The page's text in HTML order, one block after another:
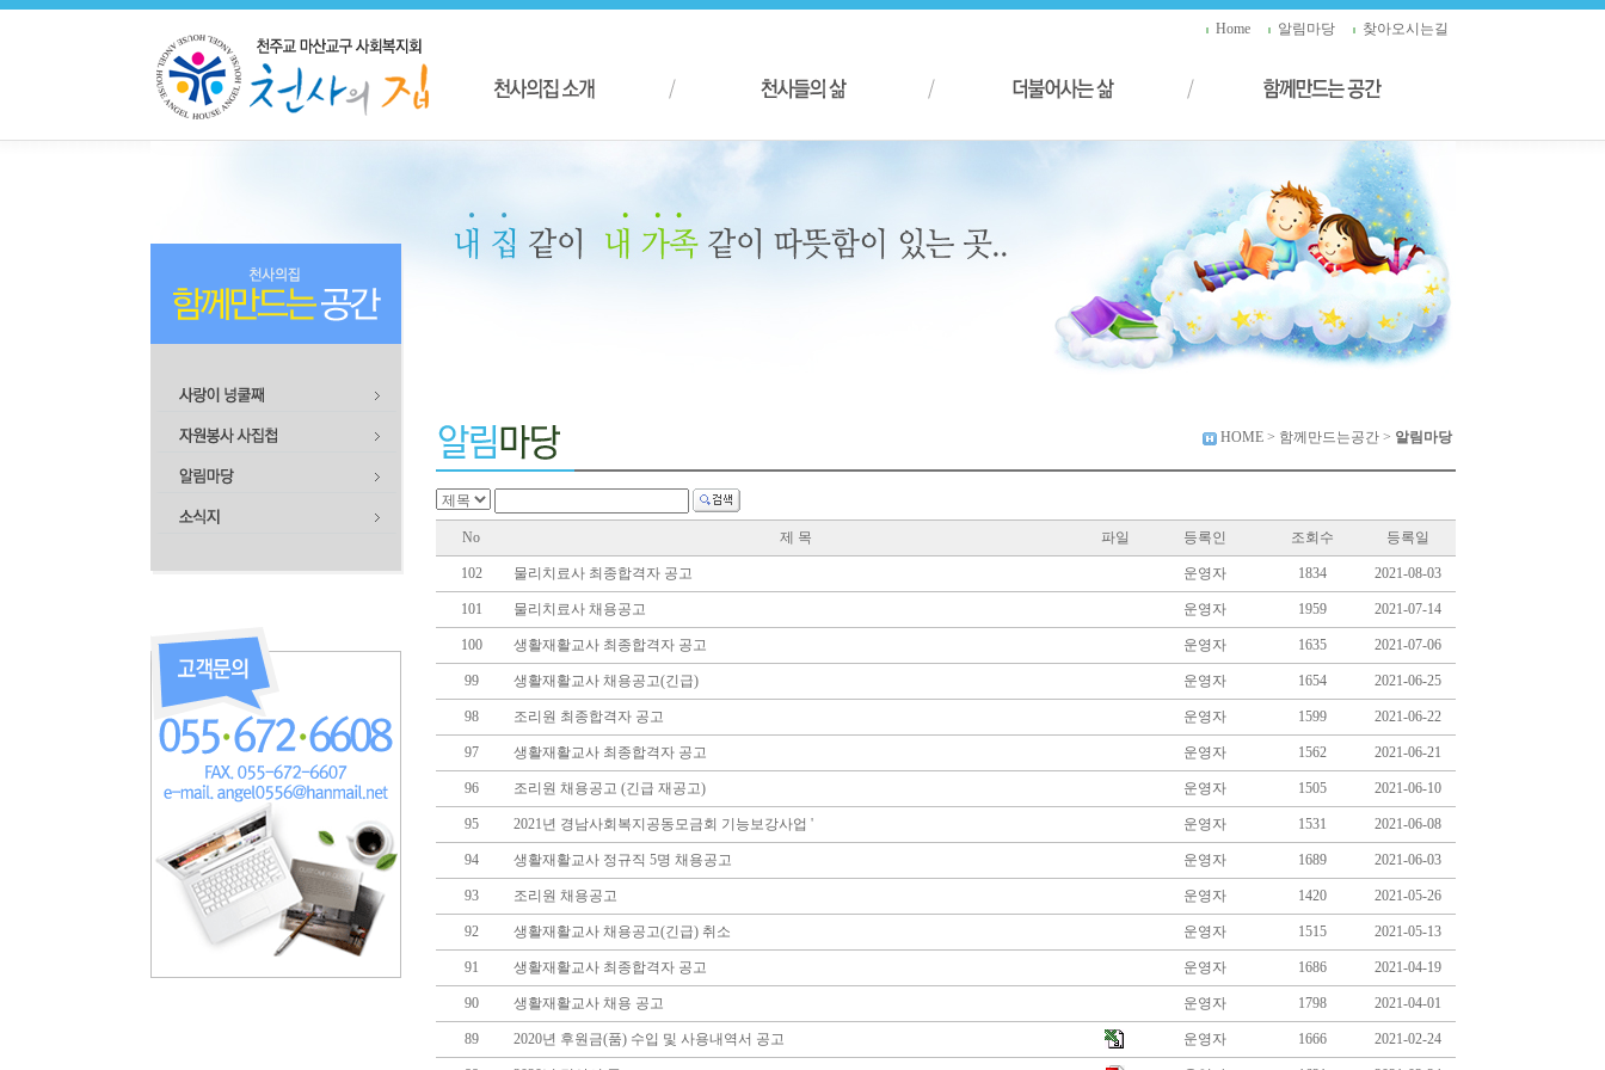
Home 알림마당 찾아오시는길
HOME> 함께만드는공간 > 알림마당
No 제 목 파일 등록인 조회수 등록일
102 물리치료사 최종합격자 공고 운영자 1834 2021-08-03
101 물리치료사 채용공고 운영자 1959 2021-07-14
100 생활재활교사 최종합격자 공고 운영자 1635 2021-07-06
99 생활재활교사 채용공고(긴급) 운영자 1654 2021-06-25
98 조리원 최종합격자 공고 운영자 1599 2021-06-22
97 생활재활교사 최종합격자 공고 운영자 1562 2021-06-21
96 조리원 채용공고 (긴급 재공고) 운영자 1505 2021-06-10
95 2021년 경남사회복지공동모금회 기능보강사업 ' 운영자 1531 2021-06-08
94 생활재활교사 정규직 5명 채용공고 운영자 1689 2021-06-03
93 조리원 채용공고 운영자 1420 2021-05-26
92 생활재활교사 채용공고(긴급) 취소 운영자 1515 2021-05-13
91 생활재활교사 최종합격자 공고 운영자 1686 2021-04-19
90 생활재활교사 채용 공고 운영자 1798 2021-04-01
89 2020년 후원금(품) 수입 및 사용내역서 공고 운영자 1666 2021-02-24